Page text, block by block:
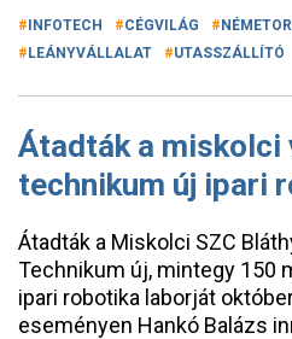
INFOTECH CÉGVILÁG
LEÁNYVÁLLALAT
UTASSZÁLLÍTÓ
Átadták a
technikum új ipari
Átadták a Miskolci SZC
Technikum új, mintegy 150
ipari robotika laborját
eseményen Hankó Balázs